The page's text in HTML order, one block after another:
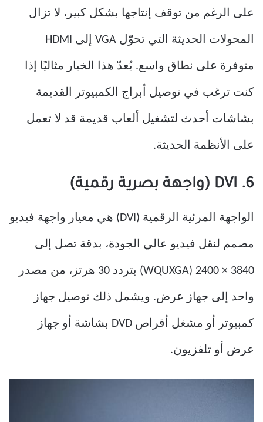
على الرغم من توقف إنتاجها بشكل كبير، لا تزال
المحولات الحديثة التي تحوّل VGA إلى HDMI
متوفرة على نطاق واسع. يُعدّ هذا الخيار مثاليًا إذا
كنت ترغب في توصيل أبراج الكمبيوتر القديمة
بشاشات أحدث لتشغيل ألعاب قديمة قد لا تعمل
على الأنظمة الحديثة.
6. DVI (واجهة بصرية رقمية)
الواجهة المرئية الرقمية (DVI) هي معيار واجهة فيديو
مصمم لنقل فيديو عالي الجودة، بدقة تصل إلى
3840 × 2400 (WQUXGA) بتردد 30 هرتز، من مصدر
واحد إلى جهاز عرض. ويشمل ذلك توصيل جهاز
كمبيوتر أو مشغل أقراص DVD بشاشة أو جهاز
عرض أو تلفزيون.